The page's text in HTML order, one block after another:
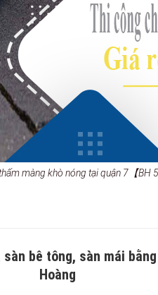
màng khò nóng tại quận 7【BH 5
bê tông, sàn mái
Hoàng